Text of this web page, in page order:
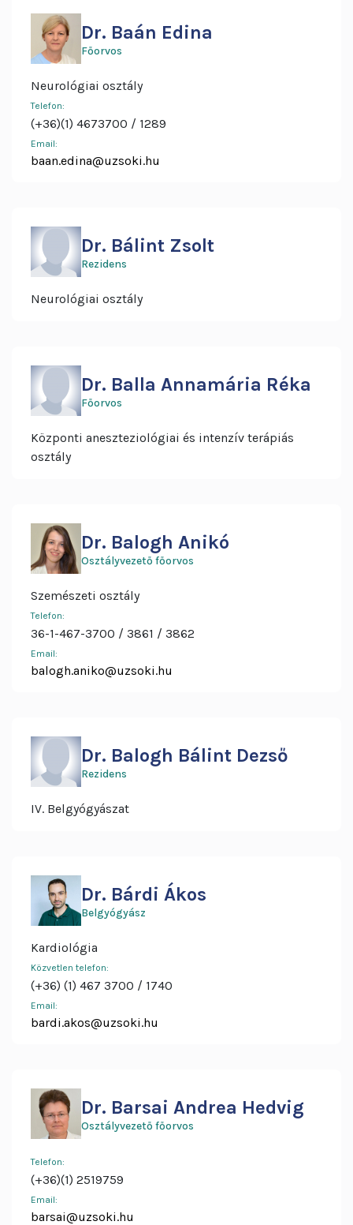
Dr. Baán Edina
Főorvos
Neurológiai osztály
Telefon:
(+36)(1) 4673700 1289
Email:
baan.edina@uzsoki.hu
Dr. Bálint Zsolt
Rezidens
Neurológiai osztály
Dr. Balla Annamária Réka
Főorvos
Központi aneszteziológiai és intenzív terápiás
osztály
Dr. Balogh Anikó
Osztályvezető főorvos
Szemészeti osztály
Telefon:
36-1-467-3700 3861 3862
Email:
balogh.aniko@uzsoki.hu
Dr. Balogh Bálint Dezső
Rezidens
IV. Belgyógyászat
Dr. Bárdi Ákos
Belgyógyász
Kardiológia
Közvetlen telefon:
(+36) (1) 467 3700 1740
Email:
bardi.akos@uzsoki.hu
Dr. Barsai Andrea Hedvig
Osztályvezető főorvos
Telefon:
(+36)(1) 2519759
Email:
barsai@uzsoki.hu